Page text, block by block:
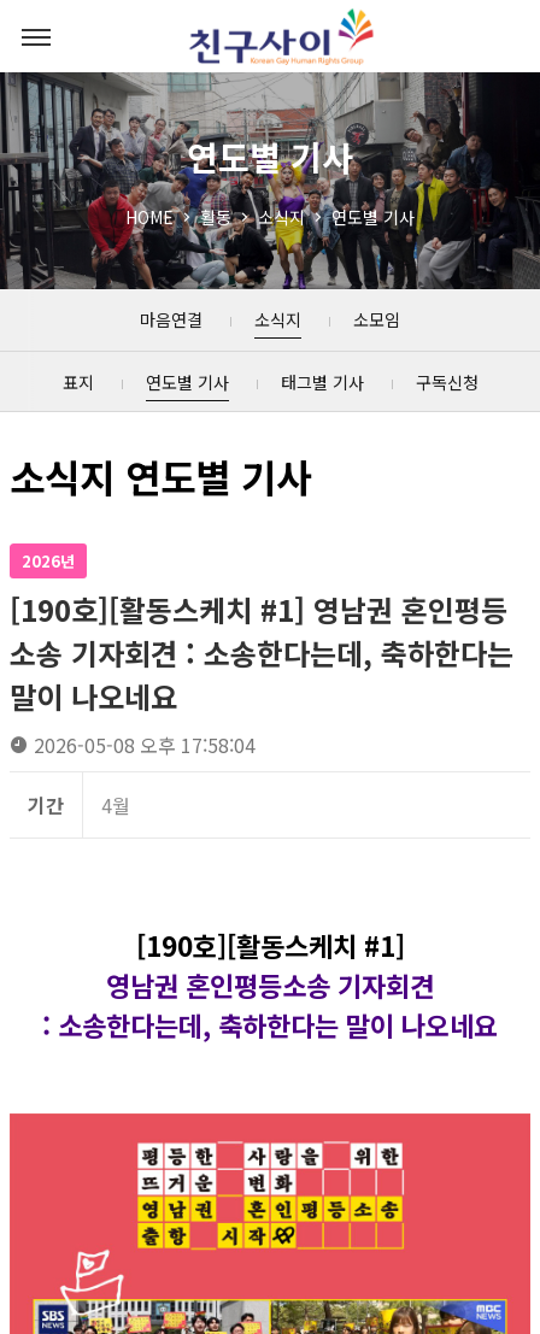
연도별 기사
HOME 활동 소식지 연도별 기사
마음연결 소식지 소모임
표지 연도별 기사 태그별 기사 구독신청
소식지 연도별 기사
2026년
[190호][활동스케치 #1] 영남권 혼인평등
소송 기자회견​ : 소송한다는데, 축하한다는
말이 나오네요
2026-05-08 오후 17:58:04
기간 4월
[190호][활동스케치 #1]
영남권 혼인평등소송 기자회견​
: 소송한다는데, 축하한다는 말이 나오네요